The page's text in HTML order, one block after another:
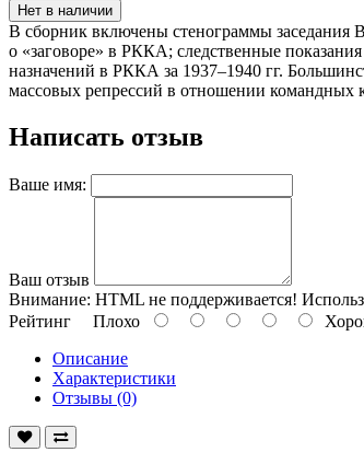
Нет в наличии
В сборник включены стенограммы
о «заговоре» в РККА; следственные
назначений в РККА за 1937–1940 гг.
массовых репрессий в отношении командных
Написать отзыв
Ваше имя:
Ваш отзыв
Внимание: HTML не поддерживается!
Рейтинг Плохо
Описание
Характеристики
Отзывы (0)